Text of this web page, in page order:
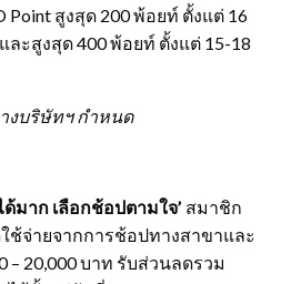
Point สูงสุด 200 พ้อยท์ ตั้งแต่ 16
ละสูงสุด 400 พ้อยท์ ตั้งแต่ 15-18
งบริษัทฯ กำหนด
ด้มาก เลือกช้อปตามใจ’ สมาชิก
ช้จ่ายจากการช้อปทางสาขาและ
– 20,000 บาท รับส่วนลดรวม